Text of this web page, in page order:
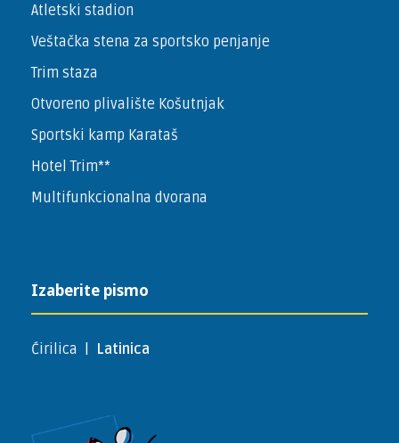
Atletski stadion
Veštačka stena za sportsko penjanje
Trim staza
Otvoreno plivalište Košutnjak
Sportski kamp Karataš
Hotel Trim**
Multifunkcionalna dvorana
Izaberite pismo
Ćirilica Latinica